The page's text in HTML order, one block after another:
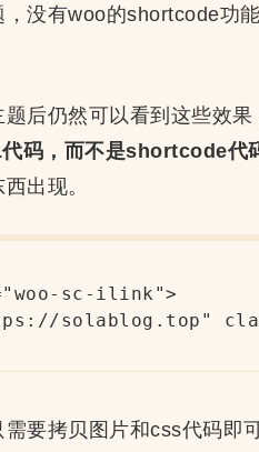
没有woo的shortcode功
后仍然可以看到这些效果
码，而不是shortcode代
出现。
sc-ilink">
solablog.top"
要拷贝图片和css代码即